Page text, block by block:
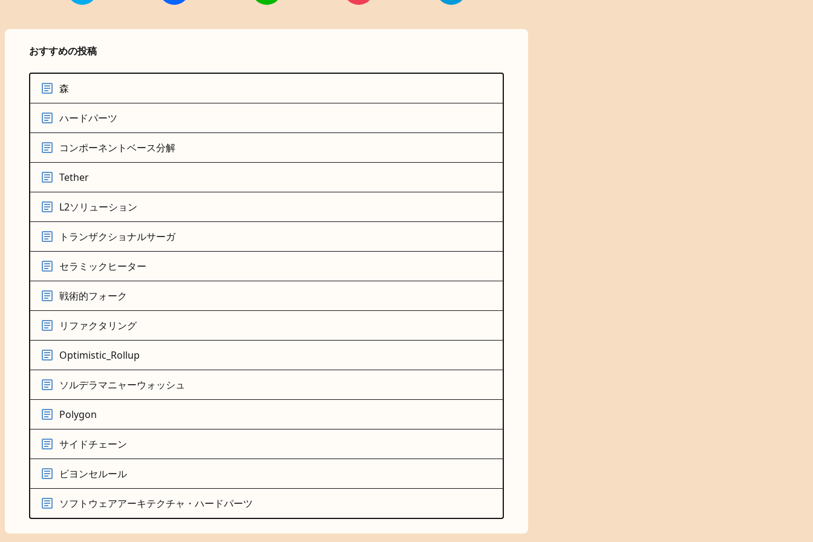
おすすめの投稿
森
ハードパーツ
コンポーネントベース分解
Tether
L2ソリューション
トランザクショナルサーガ
セラミックヒーター
戦術的フォーク
リファクタリング
Optimistic_Rollup
ソルデラマニャーウォッシュ
Polygon
サイドチェーン
ビヨンセルール
ソフトウェアアーキテクチャ・ハードパーツ